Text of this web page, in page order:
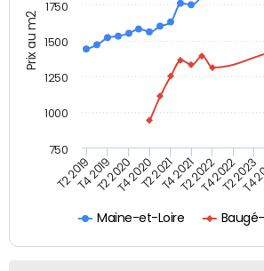
Prix au m2
Maine-et-Loire
T2 2019T4 2019T2 2020T4 2020T2 2021T4 2021T2 2022T4 2022T2 2023
T4
750
1000
1250
1500
1750